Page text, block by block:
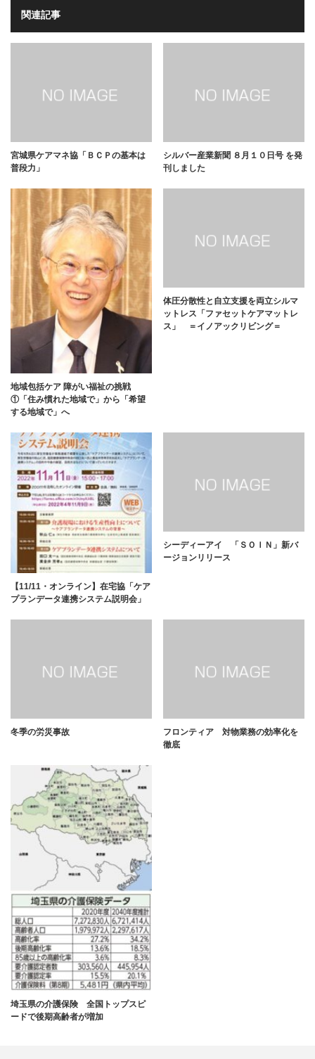
関連記事
宮城県ケアマネ協「ＢＣＰの基本は
普段力」
シルバー産業新聞 ８月１０日号 を発
刊しました
地域包括ケア 障がい福祉の挑戦
①「住み慣れた地域で」から「希望
する地域で」へ
体圧分散性と自立支援を両立シルマ
ットレス「ファセットケアマットレ
ス」 ＝イノアックリビング＝
【11/11・オンライン】在宅協「ケア
プランデータ連携システム説明会」
シーディーアイ 「ＳＯＩＮ」新バ
ージョンリリース
冬季の労災事故
フロンティア 対物業務の効率化を
徹底
埼玉県の介護保険 全国トップスピ
ードで後期高齢者が増加